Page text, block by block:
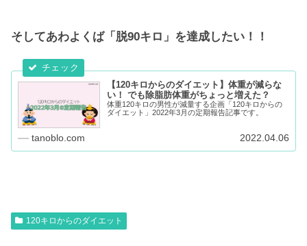
そしてあわよくば「脱90キロ」を達成したい！！
【120キロからのダイエット】体重が減らな
い！ でも除脂肪体重がちょっと増えた？
体重120キロの男性が減量する企画「120キロからの
ダイエット」2022年3月の定期報告記事です。
tanoblo.com 2022.04.06
120キロからのダイエット